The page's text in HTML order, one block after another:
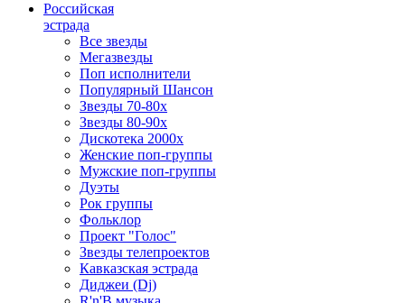
Российская
эстрада
Все звезды
Мегазвезды
Поп исполнители
Популярный Шансон
Звезды 70-80х
Звезды 80-90х
Дискотека 2000х
Женские поп-группы
Мужские поп-группы
Дуэты
Рок группы
Фольклор
Проект "Голос"
Звезды телепроектов
Кавказская эстрада
Диджеи (Dj)